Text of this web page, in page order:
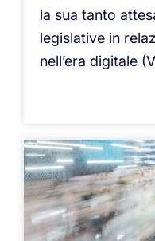
la sua tanto
legislative in
nell’era digitale